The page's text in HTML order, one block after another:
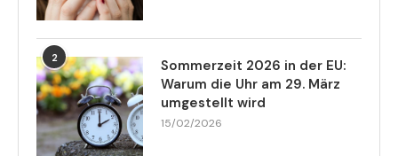
2
Sommerzeit 2026 in der EU:
Warum die Uhr am 29. März
umgestellt wird
15/02/2026